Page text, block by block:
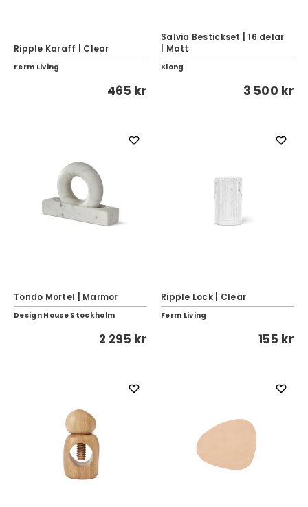
Ripple Karaff | Clear
Ferm Living
465 kr
Salvia Bestickset | 16 delar
| Matt
Klong
3 500 kr
Tondo Mortel | Marmor
Design House Stockholm
2 295 kr
Ripple Lock | Clear
Ferm Living
155 kr